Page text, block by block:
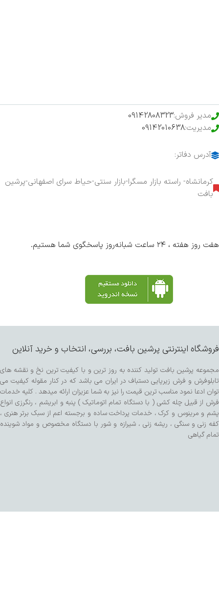
مدیر فروش:09142808323
مدیریت:09142010638
آدرس دفاتر:
کرمانشاه- راسته بازار مسگرا-بازار سنتی-حیاط سرای اصفهانی-پرشین
بافت
هفت روز هفته ، ۲۴ ساعت شبانه‌روز پاسخگوی شما هستیم.
فروشگاه اینترنتی پرشین بافت، بررسی، انتخاب و خرید آنلاین
مجموعه پرشین بافت تولید کننده به روز ترین و با کیفیت ترین نخ و نقشه های
تابلوفرش و فرش زیرپایی دستباف در ایران می باشد که در کنار مقوله کیفیت می
توان ادعا نمود مناسب ترین قیمت را نیز به شما عزیزان ارائه میدهد . کلیه خدمات
فرش از قبیل چله کشی ( با دستگاه تمام اتوماتیک ) پنبه و ابریشم ، رنگرزی انواع
پشم و مرینوس و کرک ، خدمات پرداخت ساده و برجسته اعم از سبک برتر هنری ،
کفه زنی و سنگی ، ریشه زنی ، شیرازه و شور با دستگاه مخصوص و مواد شوینده
تمام گیاهی